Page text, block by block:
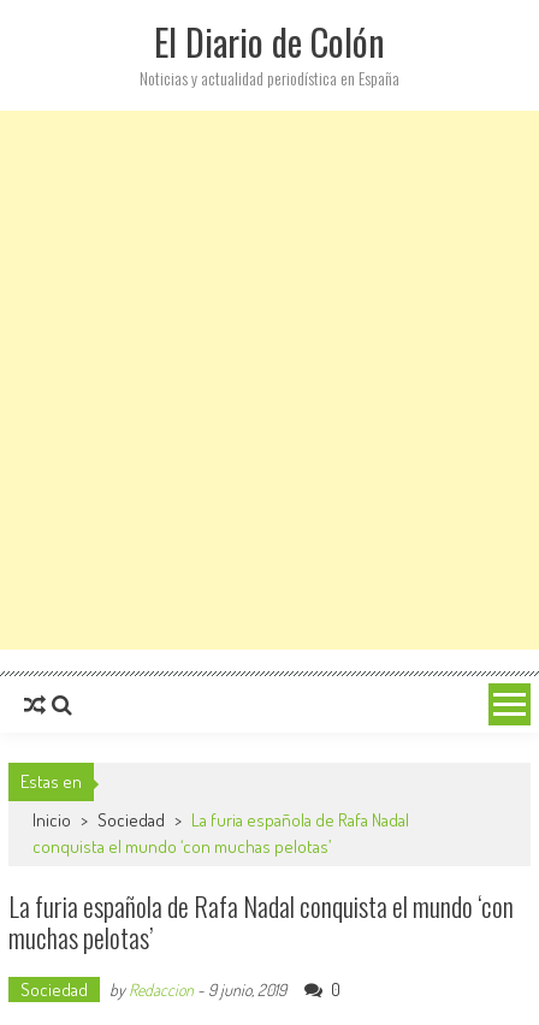
El Diario de Colón
Noticias y actualidad periodística en España
Estas en
Inicio > Sociedad > La furia española de Rafa Nadal
conquista el mundo ‘con muchas pelotas’
La furia española de Rafa Nadal conquista el mundo ‘con
muchas pelotas’
Sociedad byRedaccion- 9 junio, 2019 0